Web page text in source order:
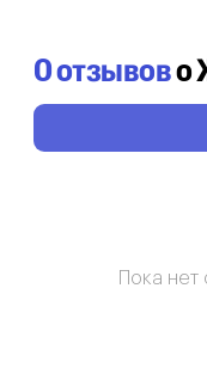
0 отзывово
Пока нет